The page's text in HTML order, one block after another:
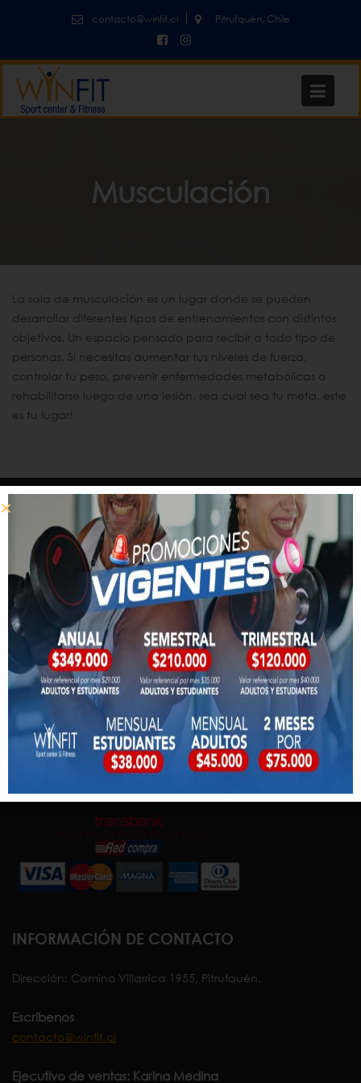
contacto@winfit.cl Pitrufquén, Chile
Musculación
La sala de musculación es un lugar donde se pueden
desarrollar diferentes tipos de entrenamientos con distintos
objetivos. Un espacio pensado para recibir a todo tipo de
personas. Si necesitas aumentar tus niveles de fuerza,
controlar tu peso, prevenir enfermedades metabólicas o
rehabilitarse luego de una lesión, sea cual sea tu meta, este
es tu lugar!
WINFIT CHILE
¿Quieres ser parte del equipo? Escríbenos!
Contacto
CONTRATO PARA ALUMNOS
Descargaraquí
REGLAMENTO DEPORTIVO
Descargaraquí
INFORMACIÓN DE CONTACTO
Dirección: Camino Villarrica 1955, Pitrufquén.
Escríbenos
contacto@winfit.cl
Ejecutivo de ventas: Karina Medina